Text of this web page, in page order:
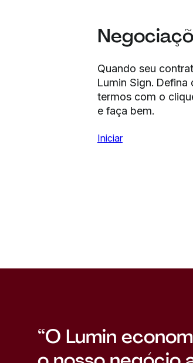
Quando seu
Lumin Sign.
termos com o
e faça bem.
Iniciar
“O Lumin